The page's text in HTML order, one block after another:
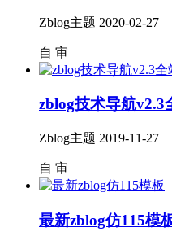
Zblog主题 2020-02-27
自 审
zblog技术导航v2.3
Zblog主题 2019-11-27
自 审
最新zblog仿115模